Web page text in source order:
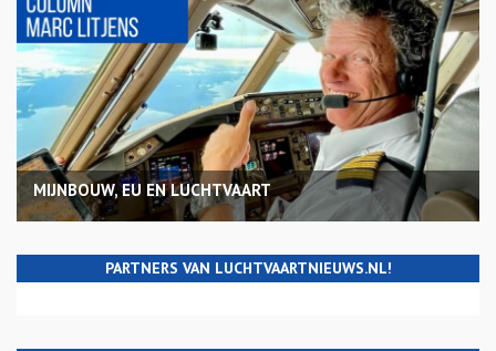
MIJNBOUW, EU EN LUCHTVAART
PARTNERS VAN LUCHTVAARTNIEUWS.NL!